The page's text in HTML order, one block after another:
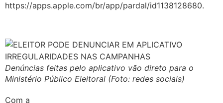
https://apps.apple.com/br/app/pardal/id1138128680.
Denúncias feitas pelo aplicativo vão direto para o
Ministério Público Eleitoral (Foto: redes sociais)
Com a